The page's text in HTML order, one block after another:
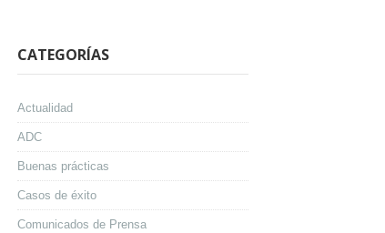
CATEGORÍAS
Actualidad
ADC
Buenas prácticas
Casos de éxito
Comunicados de Prensa